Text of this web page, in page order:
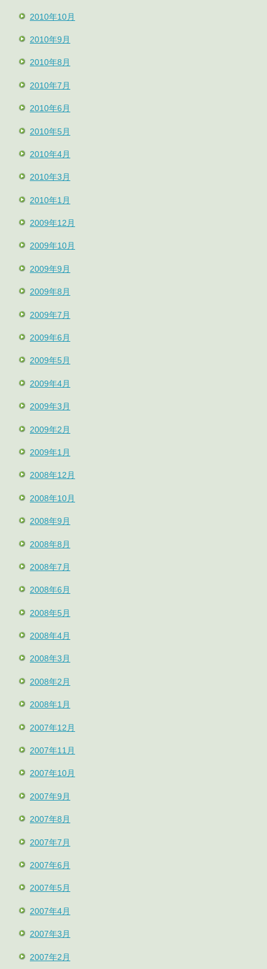
2010年10月
2010年9月
2010年8月
2010年7月
2010年6月
2010年5月
2010年4月
2010年3月
2010年1月
2009年12月
2009年10月
2009年9月
2009年8月
2009年7月
2009年6月
2009年5月
2009年4月
2009年3月
2009年2月
2009年1月
2008年12月
2008年10月
2008年9月
2008年8月
2008年7月
2008年6月
2008年5月
2008年4月
2008年3月
2008年2月
2008年1月
2007年12月
2007年11月
2007年10月
2007年9月
2007年8月
2007年7月
2007年6月
2007年5月
2007年4月
2007年3月
2007年2月